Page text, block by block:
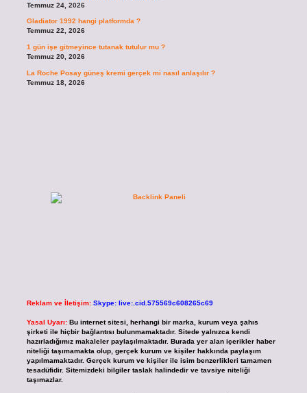
Temmuz 24, 2026
Gladiator 1992 hangi platformda ?
Temmuz 22, 2026
1 gün işe gitmeyince tutanak tutulur mu ?
Temmuz 20, 2026
La Roche Posay güneş kremi gerçek mi nasıl anlaşılır ?
Temmuz 18, 2026
Reklam ve İletişim: Skype: live:.cid.575569c608265c69
Yasal Uyarı: Bu internet sitesi, herhangi bir marka, kurum veya şahıs
şirketi ile hiçbir bağlantısı bulunmamaktadır. Sitede yalnızca kendi
hazırladığımız makaleler paylaşılmaktadır. Burada yer alan içerikler haber
niteliği taşımamakta olup, gerçek kurum ve kişiler hakkında paylaşım
yapılmamaktadır. Gerçek kurum ve kişiler ile isim benzerlikleri tamamen
tesadüfidir. Sitemizdeki bilgiler taslak halindedir ve tavsiye niteliği
taşımazlar.